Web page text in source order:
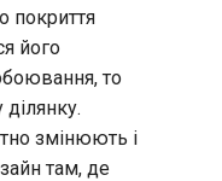
покриття
його
то
змінюють і
там, де